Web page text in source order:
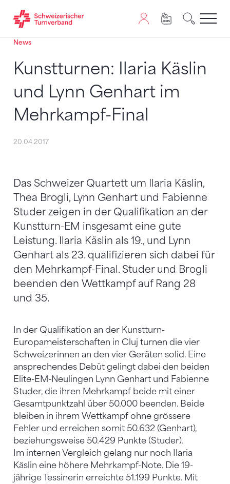
Zum Inhalt springen
Zur Sitemap navigieren
Zum Navigieren dieser Seite wird JavaScript benötigt.
News
Kunstturnen: Ilaria Käslin
und Lynn Genhart im
Mehrkampf-Final
20.04.2017
Das Schweizer Quartett um Ilaria Käslin,
Thea Brogli, Lynn Genhart und Fabienne
Studer zeigen in der Qualifikation an der
Kunstturn-EM insgesamt eine gute
Leistung. Ilaria Käslin als 19., und Lynn
Genhart als 23. qualifizieren sich dabei für
den Mehrkampf-Final. Studer und Brogli
beenden den Wettkampf auf Rang 28
und 35.
In der Qualifikation an der Kunstturn-
Europameisterschaften in Cluj turnen die vier
Schweizerinnen an den vier Geräten solid. Eine
ansprechendes Debüt gelingt dabei den beiden
Elite-EM-Neulingen Lynn Genhart und Fabienne
Studer, die ihren Mehrkampf beide mit einer
Gesamtpunktzahl über 50.000 beenden. Beide
bleiben in ihrem Wettkampf ohne grössere
Fehler und erreichen somit 50.632 (Genhart),
beziehungsweise 50.429 Punkte (Studer).
Im internen Vergleich gelang nur noch Ilaria
Käslin eine höhere Mehrkampf-Note. Die 19-
jährige Tessinerin erreichte 51.199 Punkte. Mit